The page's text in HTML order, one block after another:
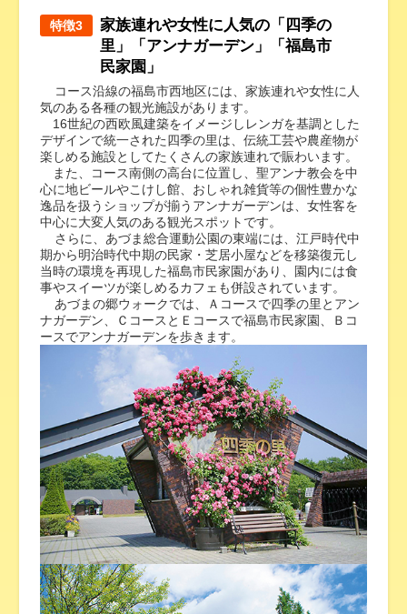
特徴3
家族連れや女性に人気の「四季の
里」「アンナガーデン」「福島市
民家園」
コース沿線の福島市西地区には、家族連れや女性に人
気のある各種の観光施設があります。
16世紀の西欧風建築をイメージしレンガを基調とした
デザインで統一された四季の里は、伝統工芸や農産物が
楽しめる施設としてたくさんの家族連れで賑わいます。
また、コース南側の高台に位置し、聖アンナ教会を中
心に地ビールやこけし館、おしゃれ雑貨等の個性豊かな
逸品を扱うショップが揃うアンナガーデンは、女性客を
中心に大変人気のある観光スポットです。
さらに、あづま総合運動公園の東端には、江戸時代中
期から明治時代中期の民家・芝居小屋などを移築復元し
当時の環境を再現した福島市民家園があり、園内には食
事やスイーツが楽しめるカフェも併設されています。
あづまの郷ウォークでは、Ａコースで四季の里とアン
ナガーデン、ＣコースとＥコースで福島市民家園、Ｂコ
ースでアンナガーデンを歩きます。